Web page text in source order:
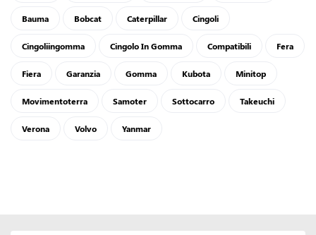
Bauma Bobcat Caterpillar Cingoli
Cingoliingomma Cingolo In Gomma Compatibili Fera
Fiera Garanzia Gomma Kubota Minitop
Movimentoterra Samoter Sottocarro Takeuchi
Verona Volvo Yanmar